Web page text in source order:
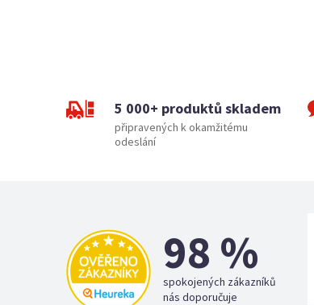
5 000+ produktů skladem
připravených k okamžitému
odeslání
98 %
spokojených zákazníků
nás doporučuje